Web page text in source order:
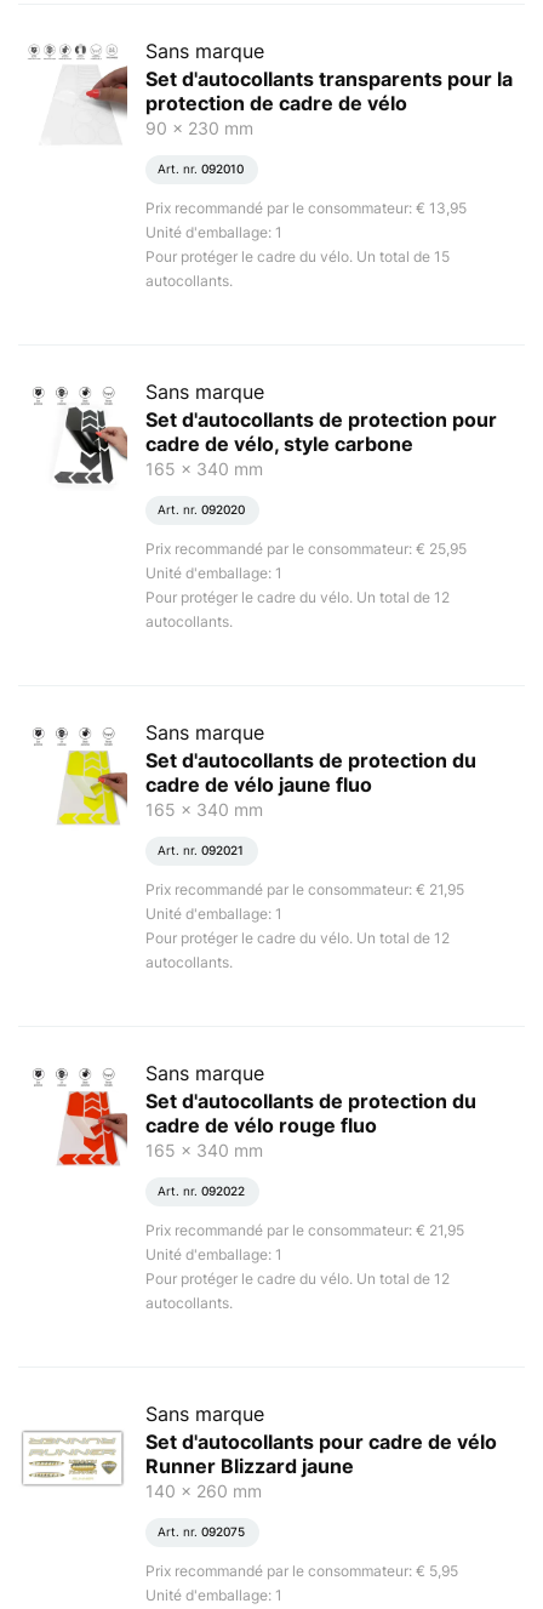
Sans marque
Set d'autocollants transparents pour la
protection de cadre de vélo
90 x 230 mm
Art. nr. 092010
Prix recommandé par le consommateur: € 13,95
Unité d'emballage: 1
Pour protéger le cadre du vélo. Un total de 15
autocollants.
Sans marque
Set d'autocollants de protection pour
cadre de vélo, style carbone
165 x 340 mm
Art. nr. 092020
Prix recommandé par le consommateur: € 25,95
Unité d'emballage: 1
Pour protéger le cadre du vélo. Un total de 12
autocollants.
Sans marque
Set d'autocollants de protection du
cadre de vélo jaune fluo
165 x 340 mm
Art. nr. 092021
Prix recommandé par le consommateur: € 21,95
Unité d'emballage: 1
Pour protéger le cadre du vélo. Un total de 12
autocollants.
Sans marque
Set d'autocollants de protection du
cadre de vélo rouge fluo
165 x 340 mm
Art. nr. 092022
Prix recommandé par le consommateur: € 21,95
Unité d'emballage: 1
Pour protéger le cadre du vélo. Un total de 12
autocollants.
Sans marque
Set d'autocollants pour cadre de vélo
Runner Blizzard jaune
140 x 260 mm
Art. nr. 092075
Prix recommandé par le consommateur: € 5,95
Unité d'emballage: 1